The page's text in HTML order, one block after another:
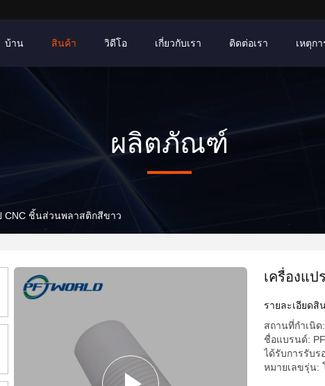
บ้าน สินค้า วิดีโอ เกี่ยวกับเรา ติดต่อเรา เหตุก
ผลิตภัณฑ์
CNC ชิ้นส่วนพลาสติกสีขาว
เครื่องแ
รายละเอียดสิ
สถานที่กำเนิด
ชื่อแบรนด์:
ได้รับการรับร
หมายเลขรุ่น: